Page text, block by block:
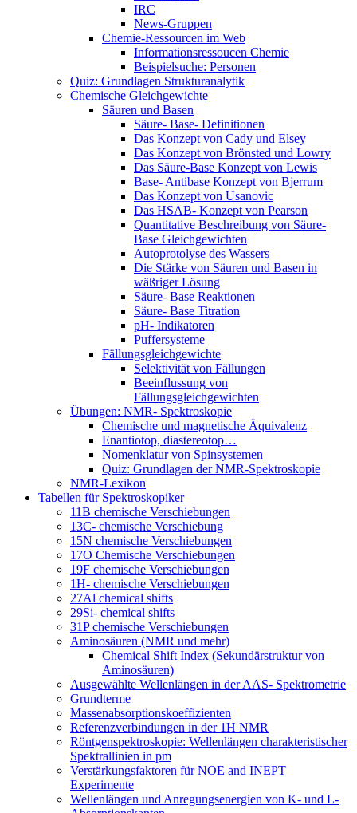
IRC
News-Gruppen
Chemie-Ressourcen im Web
Informationsressoucen Chemie
Beispielsuche: Personen
Quiz: Grundlagen Strukturanalytik
Chemische Gleichgewichte
Säuren und Basen
Säure- Base- Definitionen
Das Konzept von Cady und Elsey
Das Konzept von Brönsted und Lowry
Das Säure-Base Konzept von Lewis
Base- Antibase Konzept von Bjerrum
Das Konzept von Usanovic
Das HSAB- Konzept von Pearson
Quantitative Beschreibung von Säure-
Base Gleichgewichten
Autoprotolyse des Wassers
Die Stärke von Säuren und Basen in
wäßriger Lösung
Säure- Base Reaktionen
Säure- Base Titration
pH- Indikatoren
Puffersysteme
Fällungsgleichgewichte
Selektivität von Fällungen
Beeinflussung von
Fällungsgleichgewichten
Übungen: NMR- Spektroskopie
Chemische und magnetische Äquivalenz
Enantiotop, diastereotop…
Nomenklatur von Spinsystemen
Quiz: Grundlagen der NMR-Spektroskopie
NMR-Lexikon
Tabellen für Spektroskopiker
11B chemische Verschiebungen
13C- chemische Verschiebung
15N chemische Verschiebungen
17O Chemische Verschiebungen
19F chemische Verschiebungen
1H- chemische Verschiebungen
27Al chemical shifts
29Si- chemical shifts
31P chemische Verschiebungen
Aminosäuren (NMR und mehr)
Chemical Shift Index (Sekundärstruktur von
Aminosäuren)
Ausgewählte Wellenlängen in der AAS- Spektrometrie
Grundterme
Massenabsorptionskoeffizienten
Referenzverbindungen in der 1H NMR
Röntgenspektroskopie: Wellenlängen charakteristischer
Spektrallinien in pm
Verstärkungsfaktoren für NOE and INEPT
Experimente
Wellenlängen und Anregungsenergien von K- und L-